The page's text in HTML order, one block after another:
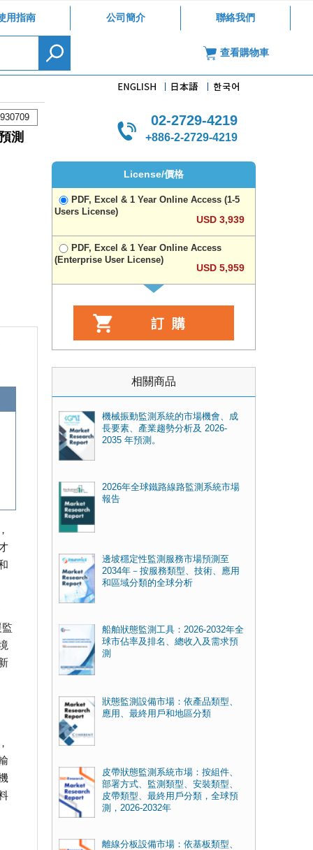
用指南 公司簡介 聯絡我們
查看購物車
測
02-2729-4219
+886-2-2729-4219
License/價格
PDF, Excel & 1 Year Online Access (1-5
Users License)
USD 3,939
PDF, Excel & 1 Year Online Access
(Enterprise User License)
USD 5,959
相關商品
機械振動監測系統的市場機會、成
長要素、產業趨勢分析及 2026-
2035 年預測。
2026年全球鐵路線路監測系統市場
報告
邊坡穩定性監測服務市場預測至
2034年－按服務類型、技術、應用
和區域分類的全球分析
船舶狀態監測工具：2026-2032年全
球市佔率及排名、總收入及需求預
測
狀態監測設備市場：依產品類型、
應用、最終用戶和地區分類
皮帶狀態監測系統市場：按組件、
部署方式、監測類型、安裝類型、
皮帶類型、最終用戶分類，全球預
測，2026-2032年
離線分板設備市場：依基板類型、